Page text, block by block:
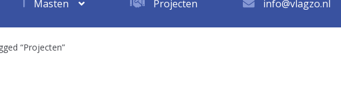
Masten Projecten info@vlagzo.nl
“Projecten”